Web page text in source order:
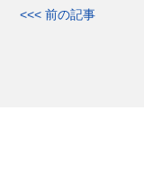
<<< 前の記事